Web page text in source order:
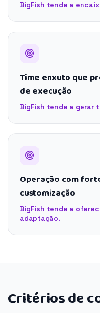
BigFish tende a
Time enxuto que
de execução
BigFish tende a gerar
Operação com
customização
BigFish tende a
adaptação.
Critérios de